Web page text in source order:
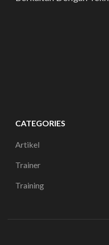
CATEGORIES
Artikel
Trainer
Training